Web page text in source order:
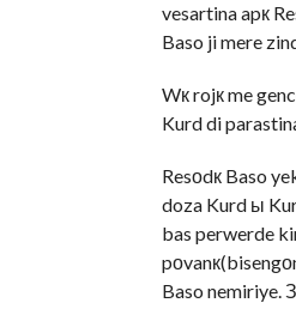
vesartina apк
Baso ji mere
Wк rojк me
Kurd di
Resоdк Baso
doza Kurd ы
bas perwerde
Baso nemiriye.